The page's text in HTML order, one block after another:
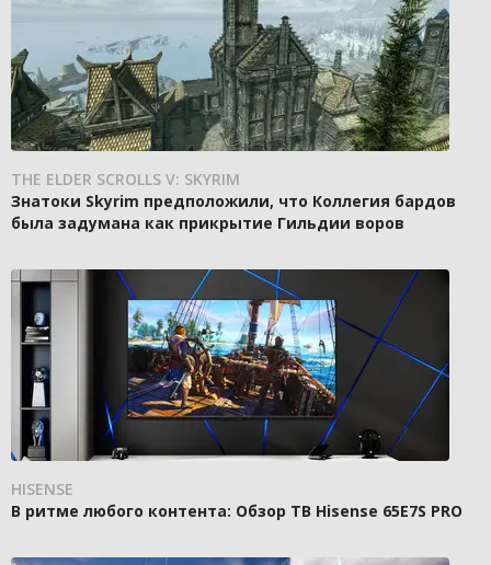
THE ELDER SCROLLS V: SKYRIM
Знатоки Skyrim предположили, что Коллегия бардов
была задумана как прикрытие Гильдии воров
HISENSE
В ритме любого контента: Обзор ТВ Hisense 65E7S PRO